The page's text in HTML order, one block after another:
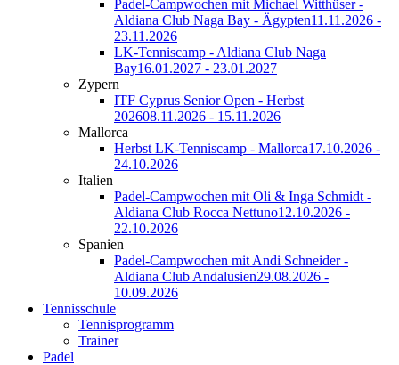
Padel-Campwochen mit Michael Witthüser -
Aldiana Club Naga Bay - Ägypten11.11.2026 -
23.11.2026
LK-Tenniscamp - Aldiana Club Naga
Bay16.01.2027 - 23.01.2027
Zypern
ITF Cyprus Senior Open - Herbst
202608.11.2026 - 15.11.2026
Mallorca
Herbst LK-Tenniscamp - Mallorca17.10.2026 -
24.10.2026
Italien
Padel-Campwochen mit Oli & Inga Schmidt -
Aldiana Club Rocca Nettuno12.10.2026 -
22.10.2026
Spanien
Padel-Campwochen mit Andi Schneider -
Aldiana Club Andalusien29.08.2026 -
10.09.2026
Tennisschule
Tennisprogramm
Trainer
Padel